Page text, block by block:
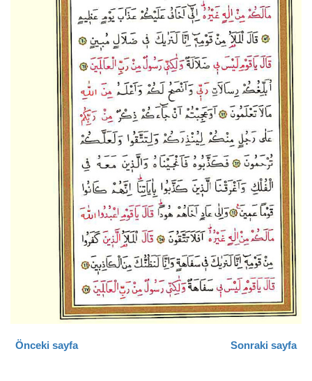
Önceki sayfa Sonraki sayfa